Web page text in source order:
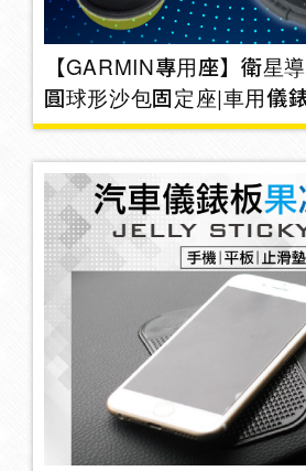
【GARMIN專用座】衛星
圓球形沙包固定座|車用儀
室內燈
電風扇 4
空氣濾清氣
坐墊椅墊
寶寶椅